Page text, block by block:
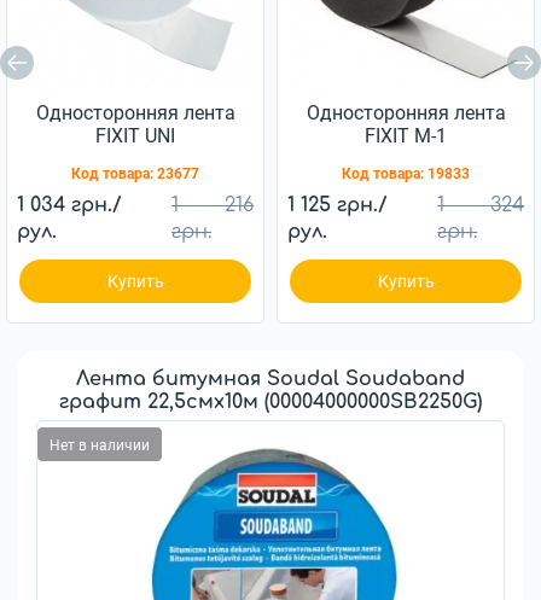
Односторонняя лента
FIXIT UNI
Код товара: 23677
1 034 грн./
рул.
1 216
грн.
Купить
Односторонняя лента
FIXIT М-1
Код товара: 19833
1 125 грн./
рул.
1 324
грн.
Купить
Лента битумная Soudal Soudaband
графит 22,5смx10м (00004000000SB2250G)
Нет в наличии